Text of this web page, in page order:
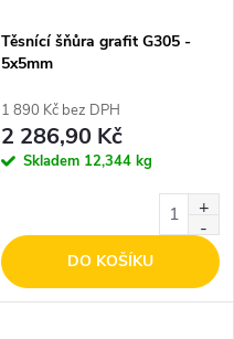
Těsnící šňůra grafit G305 -
5x5mm
1 890 Kč bez DPH
2 286,90 Kč
Skladem 12,344 kg
DO KOŠÍKU